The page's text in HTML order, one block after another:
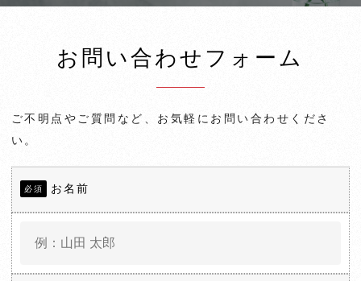
お問い合わせフォーム
ご不明点やご質問など、お気軽にお問い合わせくださ
い。
必須 お名前